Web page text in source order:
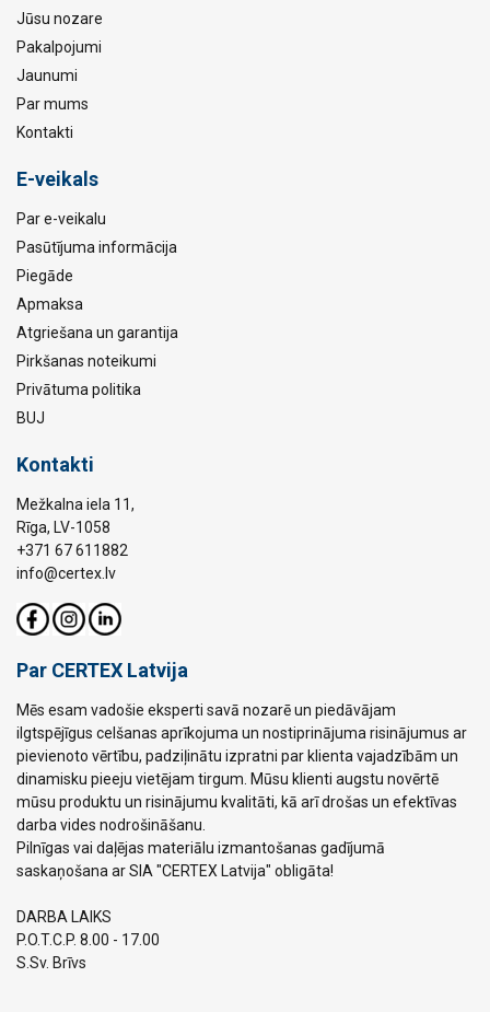
Jūsu nozare
Pakalpojumi
Jaunumi
Par mums
Kontakti
E-veikals
Par e-veikalu
Pasūtījuma informācija
Piegāde
Apmaksa
Atgriešana un garantija
Pirkšanas noteikumi
Privātuma politika
BUJ
Kontakti
Mežkalna iela 11,
Rīga, LV-1058
+371 67 611882
info@certex.lv
Par CERTEX Latvija
Mēs esam vadošie eksperti savā nozarē un piedāvājam
ilgtspējīgus celšanas aprīkojuma un nostiprinājuma risinājumus ar
pievienoto vērtību, padziļinātu izpratni par klienta vajadzībām un
dinamisku pieeju vietējam tirgum. Mūsu klienti augstu novērtē
mūsu produktu un risinājumu kvalitāti, kā arī drošas un efektīvas
darba vides nodrošināšanu.
Pilnīgas vai daļējas materiālu izmantošanas gadījumā
saskaņošana ar SIA "CERTEX Latvija" obligāta!
DARBA LAIKS
P.O.T.C.P. 8.00 - 17.00
S.Sv. Brīvs